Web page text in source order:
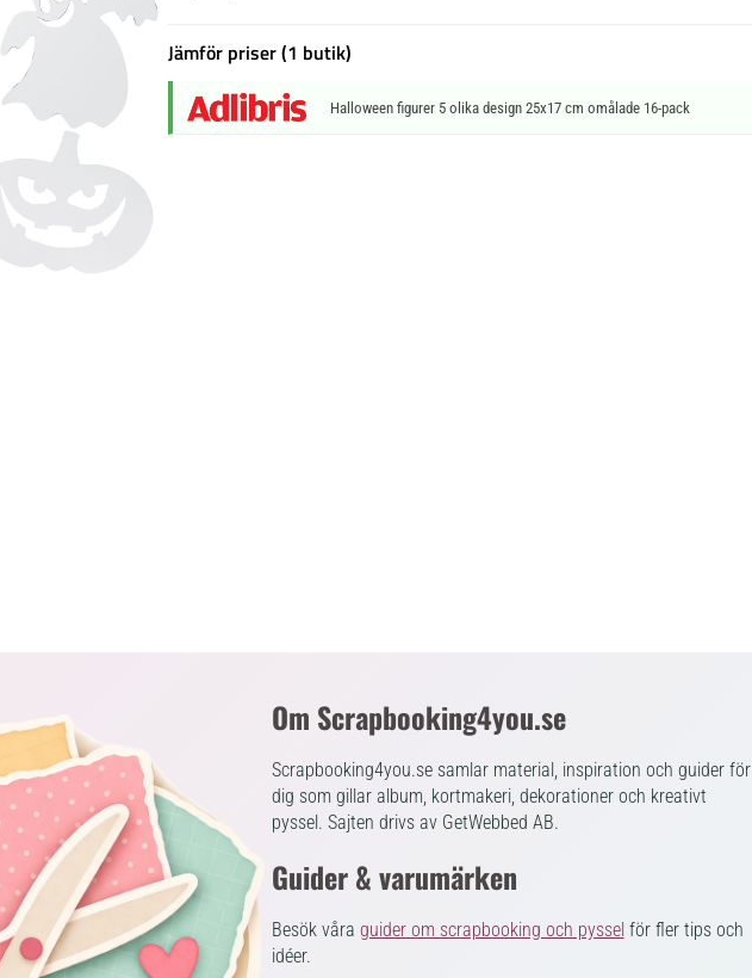
Jämför priser (1 butik)
Halloween figurer 5 olika design 25x17 cm omålade 16-pack
Om Scrapbooking4you.se
Scrapbooking4you.se samlar material, inspiration och guider för
dig som gillar album, kortmakeri, dekorationer och kreativt
pyssel. Sajten drivs av GetWebbed AB.
Guider & varumärken
Besök våra guider om scrapbooking och pysselför fler tips och
idéer.